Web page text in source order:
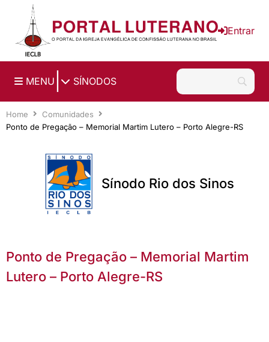
Ir para o conteúdo principal
Entrar
MENU SÍNODOS
Home
Comunidades
Ponto de Pregação – Memorial Martim Lutero – Porto Alegre-RS
Sínodo Rio dos Sinos
Ponto de Pregação – Memorial Martim
Lutero – Porto Alegre-RS